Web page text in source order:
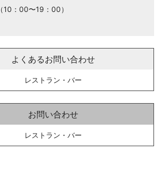
（10：00〜19：00）
よくあるお問い合わせ
レストラン・バー
お問い合わせ
レストラン・バー